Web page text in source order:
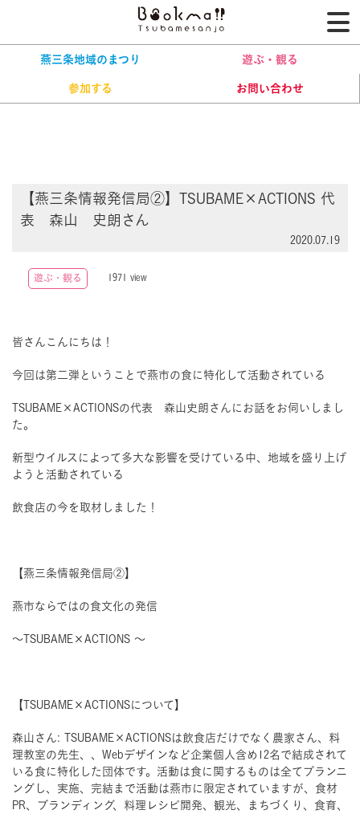
燕三
燕三条地域のまつり
燕三条地域のまつり
遊ぶ・観る
参加する
お問い合わせ
【燕三条情報発信局②】TSUBAME×ACTIONS 代
表 森山 史朗さん
2020.07.19
遊ぶ・観る 1971 view
皆さんこんにちは！
今回は第二弾ということで燕市の食に特化して活動されている
TSUBAME×ACTIONSの代表 森山史朗さんにお話をお伺いしまし
た。
新型ウイルスによって多大な影響を受けている中、地域を盛り上げ
ようと活動されている
飲食店の今を取材しました！
【燕三条情報発信局②】
燕市ならではの食文化の発信
〜TSUBAME×ACTIONS 〜
【TSUBAME×ACTIONSについて】
森山さん: TSUBAME×ACTIONSは飲食店だけでなく農家さん、料
理教室の先生、、Webデザインなど企業個人含め12名で結成されて
いる食に特化した団体です。活動は食に関するものは全てプランニ
ングし、実施、完結まで活動は燕市に限定されていますが、食材
PR、ブランディング、料理レシピ開発、観光、まちづくり、食育、